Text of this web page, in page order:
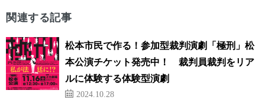
関連する記事
松本市民で作る！参加型裁判演劇「極刑」松
本公演チケット発売中！ 裁判員裁判をリア
ルに体験する体験型演劇
2024.10.28